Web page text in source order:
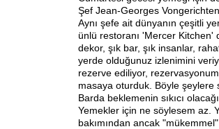
Şef Jean-Georges
Aynı şefe ait dünyanın çeşitli
ünlü restoranı 'Mercer Kitchen'
dekor, şık bar, şık insanlar,
yerde olduğunuz izlenimini
rezerve ediliyor,
masaya oturduk. Böyle
Barda beklemenin sıkıcı
Yemekler için ne söylesem az.
bakımından ancak